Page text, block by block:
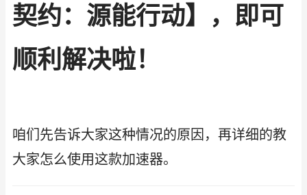
契约：源能行动】，即可
顺利解决啦！
咱们先告诉大家这种情况的原因，再详细的教
大家怎么使用这款加速器。